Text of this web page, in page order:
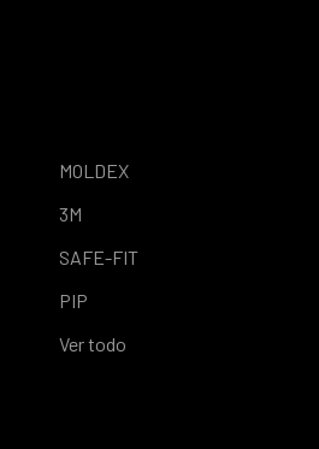
MOLDEX
3M
SAFE-FIT
PIP
Ver todo